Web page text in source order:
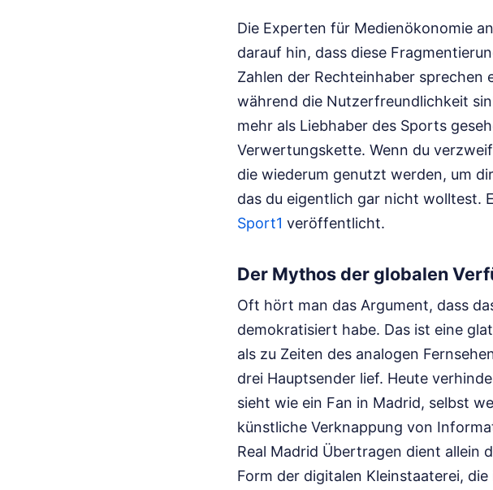
Die Experten für Medienökonomie
darauf hin, dass diese
Zahlen der Rechteinhaber sprechen
während die Nutzerfreundlichkeit
mehr als Liebhaber des Sports
Verwertungskette. Wenn du
die wiederum genutzt werden, um
das du eigentlich gar nicht wolltest.
Sport1 veröffentlicht.
Der Mythos der globalen
Oft hört man das Argument, dass
demokratisiert habe. Das ist eine
als zu Zeiten des analogen
drei Hauptsender lief. Heute
sieht wie ein Fan in Madrid, selbst
künstliche Verknappung von
Real Madrid Übertragen dient allein
Form der digitalen Kleinstaaterei,